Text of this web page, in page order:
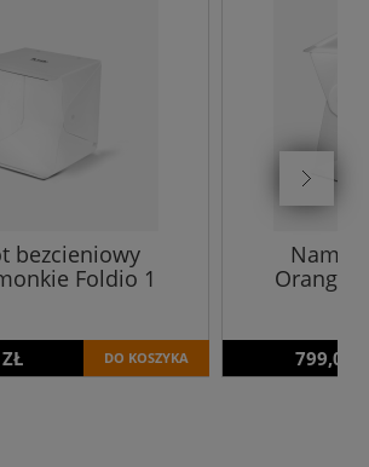
bezcieniowy
Foldio 1
DO KOSZYKA 799,00